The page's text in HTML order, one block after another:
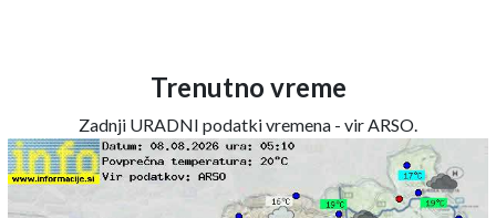
Trenutno vreme
Zadnji URADNI podatki vremena - vir ARSO.